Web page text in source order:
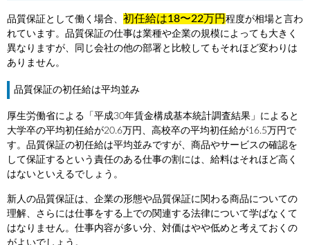
品質保証として働く場合、 初任給は18〜22万円 程度が相場と言わ
れています。品質保証の仕事は業種や企業の規模によっても大きく
異なりますが、同じ会社の他の部署と比較してもそれほど変わりは
ありません。
品質保証の初任給は平均並み
厚生労働省による「平成30年賃金構成基本統計調査結果」によると
大学卒の平均初任給が20.6万円、高校卒の平均初任給が16.5万円で
す。品質保証の初任給は平均並みですが、商品やサービスの確認を
して保証するという責任のある仕事の割には、給料はそれほど高く
はないといえるでしょう。
新人の品質保証は、企業の形態や品質保証に関わる商品についての
理解、さらには仕事をする上での関連する法律について学ばなくて
はなりません。仕事内容が多い分、対価はやや低めと考えておくの
がよいでしょう。